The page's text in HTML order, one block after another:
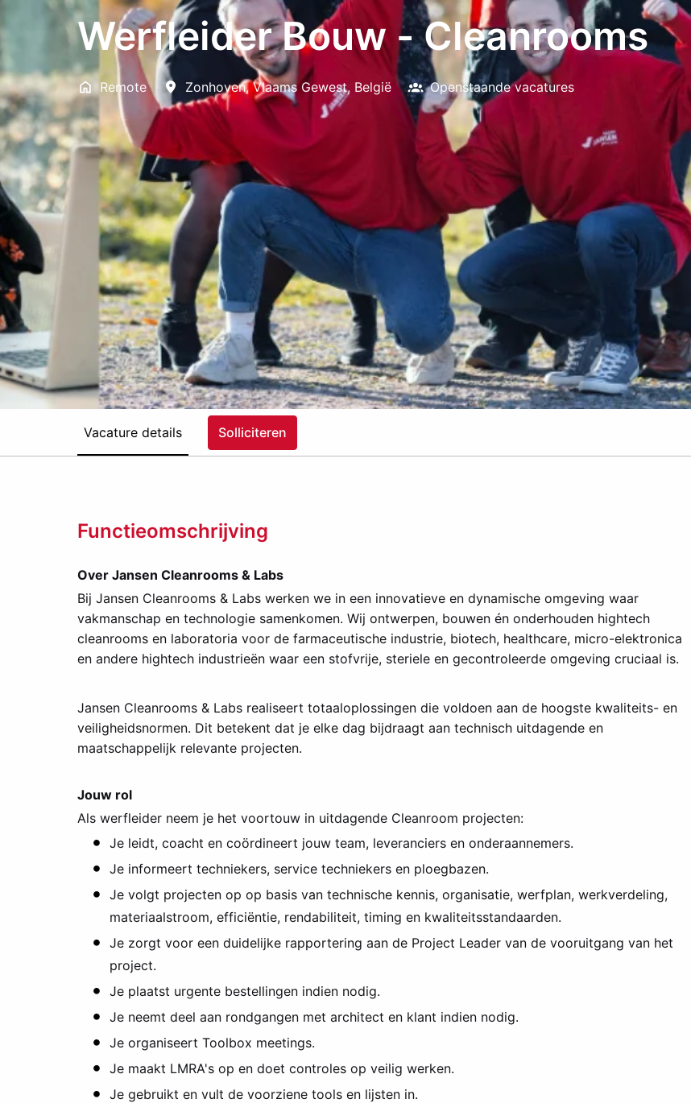
Werfleider Bouw - Cleanrooms
Remote Zonhoven, Vlaams Gewest, België Openstaande vacatures
Vacature details Solliciteren
Functieomschrijving
Over Jansen Cleanrooms & Labs
Bij Jansen Cleanrooms & Labs werken we in een innovatieve en dynamische omgeving waar
vakmanschap en technologie samenkomen. Wij ontwerpen, bouwen én onderhouden hightech
cleanrooms en laboratoria voor de farmaceutische industrie, biotech, healthcare, micro-elektronica
en andere hightech industrieën waar een stofvrije, steriele en gecontroleerde omgeving cruciaal is.
Jansen Cleanrooms & Labs realiseert totaaloplossingen die voldoen aan de hoogste kwaliteits- en
veiligheidsnormen. Dit betekent dat je elke dag bijdraagt aan technisch uitdagende en
maatschappelijk relevante projecten.
Jouw rol
Als werfleider neem je het voortouw in uitdagende Cleanroom projecten:
Je leidt, coacht en coördineert jouw team, leveranciers en onderaannemers.
Je informeert techniekers, service techniekers en ploegbazen.
Je volgt projecten op op basis van technische kennis, organisatie, werfplan, werkverdeling,
materiaalstroom, efficiëntie, rendabiliteit, timing en kwaliteitsstandaarden.
Je zorgt voor een duidelijke rapportering aan de Project Leader van de vooruitgang van het
project.
Je plaatst urgente bestellingen indien nodig.
Je neemt deel aan rondgangen met architect en klant indien nodig.
Je organiseert Toolbox meetings.
Je maakt LMRA's op en doet controles op veilig werken.
Je gebruikt en vult de voorziene tools en lijsten in.